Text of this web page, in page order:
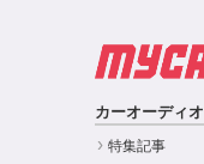
カーオーディオ
特集記事